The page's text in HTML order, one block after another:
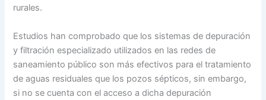
rurales.
Estudios han comprobado que los sistemas de depuración
y filtración especializado utilizados en las redes de
saneamiento público son más efectivos para el tratamiento
de aguas residuales que los pozos sépticos, sin embargo,
si no se cuenta con el acceso a dicha depuración